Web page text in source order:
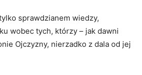
sprawdzianem wiedzy,
wobec tych, którzy – jak dawni
Ojczyzny, nierzadko z dala od jej